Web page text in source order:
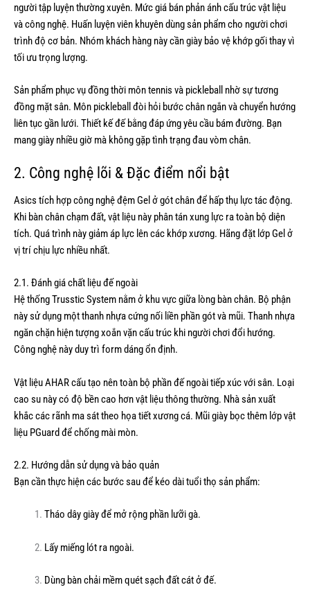
người tập luyện thường xuyên. Mức giá bán phản ánh cấu trúc vật liệu
và công nghệ. Huấn luyện viên khuyên dùng sản phẩm cho người chơi
trình độ cơ bản. Nhóm khách hàng này cần giày bảo vệ khớp gối thay vì
tối ưu trọng lượng.
Sản phẩm phục vụ đồng thời môn tennis và pickleball nhờ sự tương
đồng mặt sân. Môn pickleball đòi hỏi bước chân ngắn và chuyển hướng
liên tục gần lưới. Thiết kế đế bằng đáp ứng yêu cầu bám đường. Bạn
mang giày nhiều giờ mà không gặp tình trạng đau vòm chân.
2. Công nghệ lõi & Đặc điểm nổi bật
Asics tích hợp công nghệ đệm Gel ở gót chân để hấp thụ lực tác động.
Khi bàn chân chạm đất, vật liệu này phân tán xung lực ra toàn bộ diện
tích. Quá trình này giảm áp lực lên các khớp xương. Hãng đặt lớp Gel ở
vị trí chịu lực nhiều nhất.
2.1. Đánh giá chất liệu đế ngoài
Hệ thống Trusstic System nằm ở khu vực giữa lòng bàn chân. Bộ phận
này sử dụng một thanh nhựa cứng nối liền phần gót và mũi. Thanh nhựa
ngăn chặn hiện tượng xoắn vặn cấu trúc khi người chơi đổi hướng.
Công nghệ này duy trì form dáng ổn định.
Vật liệu AHAR cấu tạo nên toàn bộ phần đế ngoài tiếp xúc với sân. Loại
cao su này có độ bền cao hơn vật liệu thông thường. Nhà sản xuất
khắc các rãnh ma sát theo họa tiết xương cá. Mũi giày bọc thêm lớp vật
liệu PGuard để chống mài mòn.
2.2. Hướng dẫn sử dụng và bảo quản
Bạn cần thực hiện các bước sau để kéo dài tuổi thọ sản phẩm:
Tháo dây giày để mở rộng phần lưỡi gà.
Lấy miếng lót ra ngoài.
Dùng bàn chải mềm quét sạch đất cát ở đế.